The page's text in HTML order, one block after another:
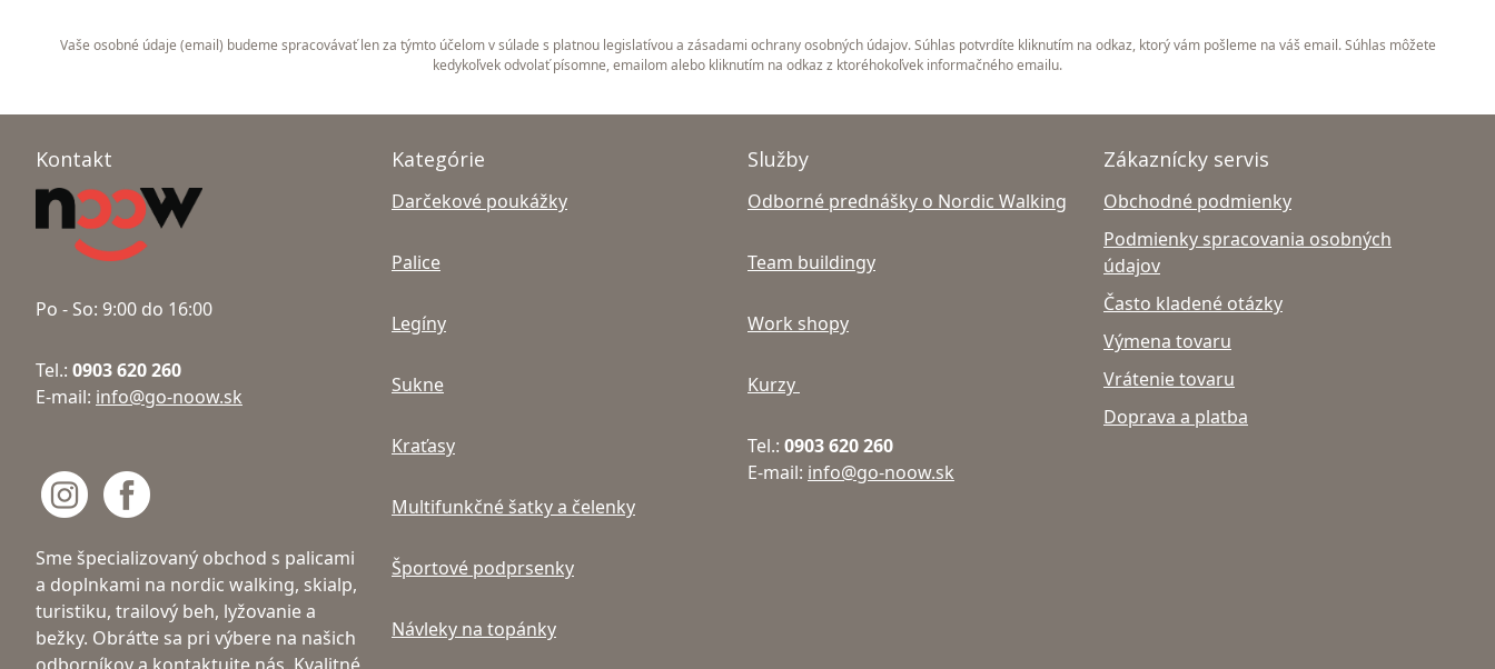
Vaše osobné údaje (email) budeme spracovávať len za týmto účelom v súlade s platnou legislatívou a zásadami ochrany osobných údajov. Súhlas potvrdíte kliknutím na odkaz, ktorý vám pošleme na váš email. Súhlas môžete
kedykoľvek odvolať písomne, emailom alebo kliknutím na odkaz z ktoréhokoľvek informačného emailu.
Kontakt
Po - So: 9:00 do 16:00
Tel.: 0903 620 260
E-mail: info@go-noow.sk
Sme špecializovaný obchod s palicami
a doplnkami na nordic walking, skialp,
turistiku, trailový beh, lyžovanie a
bežky. Obráťte sa pri výbere na našich
Kategórie
Darčekové poukážky
Palice
Legíny
Sukne
Kraťasy
Multifunkčné šatky a čelenky
Športové podprsenky
Návleky na topánky
Služby
Odborné prednášky o Nordic Walking
Team buildingy
Work shopy
Kurzy
Tel.: 0903 620 260
E-mail: info@go-noow.sk
Zákaznícky servis
Obchodné podmienky
Podmienky spracovania osobných
údajov
Často kladené otázky
Výmena tovaru
Vrátenie tovaru
Doprava a platba